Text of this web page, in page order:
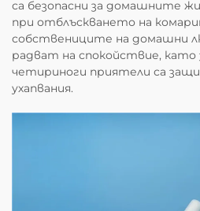
са безопасни за домашните
при отблъскването на
собствениците на домашни
радват на спокойствие,
четириноги приятели са
ухапвания.